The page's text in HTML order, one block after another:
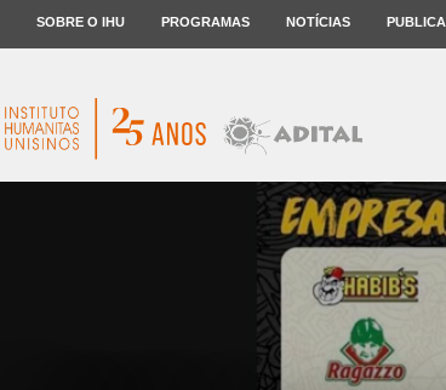
SOBRE O IHU PROGRAMAS NOTÍCIAS